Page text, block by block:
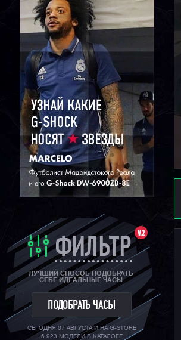
V.2
ФИЛЬТР
ЛУЧШИЙ СПОСОБ ПОДОБРАТЬ
СЕБЕ ИДЕАЛЬНЫЕ ЧАСЫ
ПОДОБРАТЬ ЧАСЫ
СЕГОДНЯ 07 АВГУСТА И НА G-STORE
6 923 МОДЕЛИ В КАТАЛОГЕ